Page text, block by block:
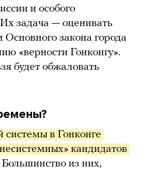
и особого
задача — оценивать
закона города
«верности Гонконгу».
будет обжаловать
в Гонконге
кандидатов
Большинство из них,